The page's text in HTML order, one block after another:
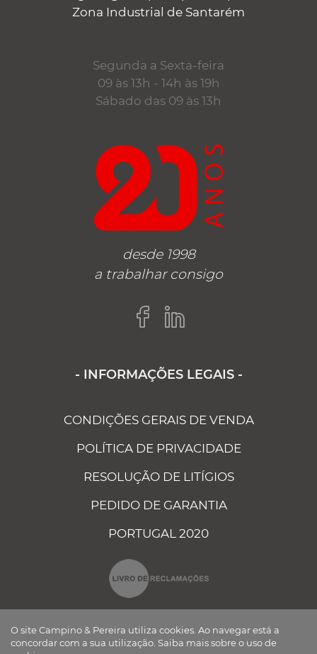
Zona Industrial de Santarém
Segunda a Sexta-feira
09 às 13h - 14h às 19h
Sábado das 09 às 13h
desde 1998
a trabalhar consigo
- INFORMAÇÕES LEGAIS -
CONDIÇÕES GERAIS DE VENDA
POLÍTICA DE PRIVACIDADE
RESOLUÇÃO DE LITÍGIOS
PEDIDO DE GARANTIA
PORTUGAL 2020
O site Campino & Pereira utiliza cookies. Ao navegar está a
concordar com a sua utilização. Saiba mais sobre o uso de